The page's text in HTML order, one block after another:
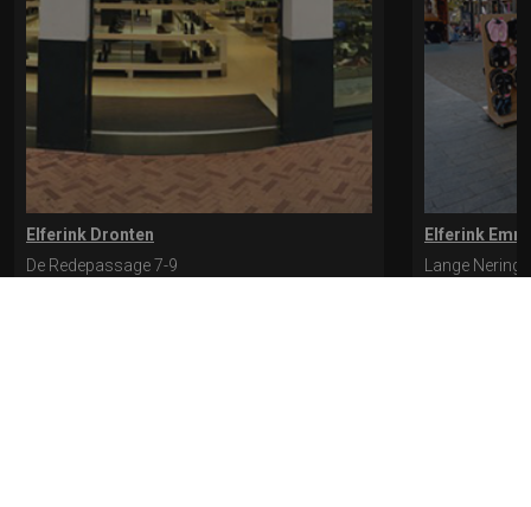
Elferink Dronten
De Redepassage 7-9
Elferink
Lange Nering